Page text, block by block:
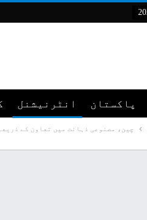
پاکستان انٹرنیشنل
چین، مصنوعی ذہانت میں تعاون کے